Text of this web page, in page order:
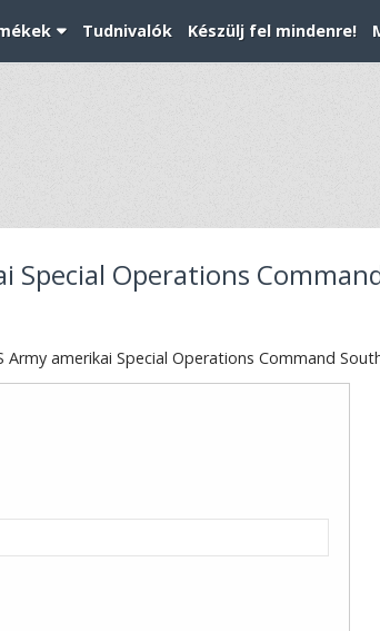
Tudnivalók Készülj fel mindenre!
Special Operations
Army amerikai Special Operations Command